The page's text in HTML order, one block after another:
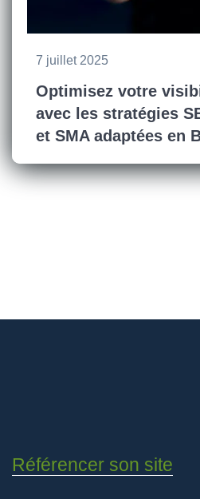
7 juillet 2025
Optimisez votre
avec les stratégies
et SMA adaptées en
Référencer son site